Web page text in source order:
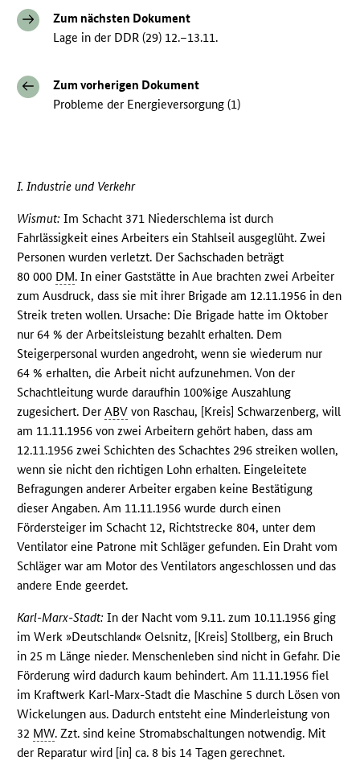
Zum nächsten Dokument
Lage in der DDR (29) 12.–13.11.
Zum vorherigen Dokument
Probleme der Energieversorgung (1)
I. Industrie und Verkehr
Wismut: Im Schacht 371 Niederschlema ist durch
Fahrlässigkeit eines Arbeiters ein Stahlseil ausgeglüht. Zwei
Personen wurden verletzt. Der Sachschaden beträgt
80 000 DM. In einer Gaststätte in Aue brachten zwei Arbeiter
zum Ausdruck, dass sie mit ihrer Brigade am 12.11.1956 in den
Streik treten wollen. Ursache: Die Brigade hatte im Oktober
nur 64 % der Arbeitsleistung bezahlt erhalten. Dem
Steigerpersonal wurden angedroht, wenn sie wiederum nur
64 % erhalten, die Arbeit nicht aufzunehmen. Von der
Schachtleitung wurde daraufhin 100%ige Auszahlung
zugesichert. DerABV von Raschau, [Kreis] Schwarzenberg, will
am 11.11.1956 von zwei Arbeitern gehört haben, dass am
12.11.1956 zwei Schichten des Schachtes 296 streiken wollen,
wenn sie nicht den richtigen Lohn erhalten. Eingeleitete
Befragungen anderer Arbeiter ergaben keine Bestätigung
dieser Angaben. Am 11.11.1956 wurde durch einen
Fördersteiger im Schacht 12, Richtstrecke 804, unter dem
Ventilator eine Patrone mit Schläger gefunden. Ein Draht vom
Schläger war am Motor des Ventilators angeschlossen und das
andere Ende geerdet.
Karl-Marx-Stadt: In der Nacht vom 9.11. zum 10.11.1956 ging
im Werk »Deutschland« Oelsnitz, [Kreis] Stollberg, ein Bruch
in 25 m Länge nieder. Menschenleben sind nicht in Gefahr. Die
Förderung wird dadurch kaum behindert. Am 11.11.1956 fiel
im Kraftwerk Karl-Marx-Stadt die Maschine 5 durch Lösen von
Wickelungen aus. Dadurch entsteht eine Minderleistung von
32 MW. Zzt. sind keine Stromabschaltungen notwendig. Mit
der Reparatur wird [in] ca. 8 bis 14 Tagen gerechnet.